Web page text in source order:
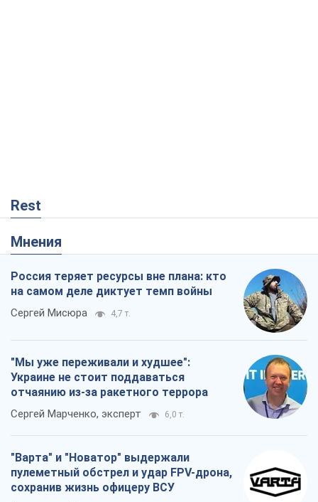
Rest
Мнения
Россия теряет ресурсы вне плана: кто
на самом деле диктует темп войны
Сергей Мисюра 4,7 т.
"Мы уже переживали и худшее":
Украине не стоит поддаваться
отчаянию из-за ракетного террора
Сергей Марченко, эксперт 6,0 т.
"Варта" и "Новатор" выдержали
пулеметный обстрел и удар FPV-дрона,
сохранив жизнь офицеру ВСУ